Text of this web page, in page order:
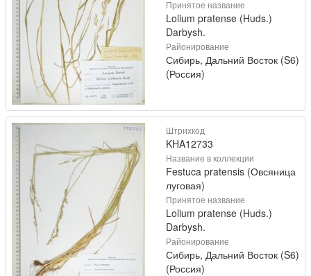
Принятое название
Lolium pratense (Huds.)
Darbysh.
Районирование
Сибирь, Дальний Восток (S6)
(Россия)
Штрихкод
KHA12733
Название в коллекции
Festuca pratensis (Овсяница
луговая)
Принятое название
Lolium pratense (Huds.)
Darbysh.
Районирование
Сибирь, Дальний Восток (S6)
(Россия)